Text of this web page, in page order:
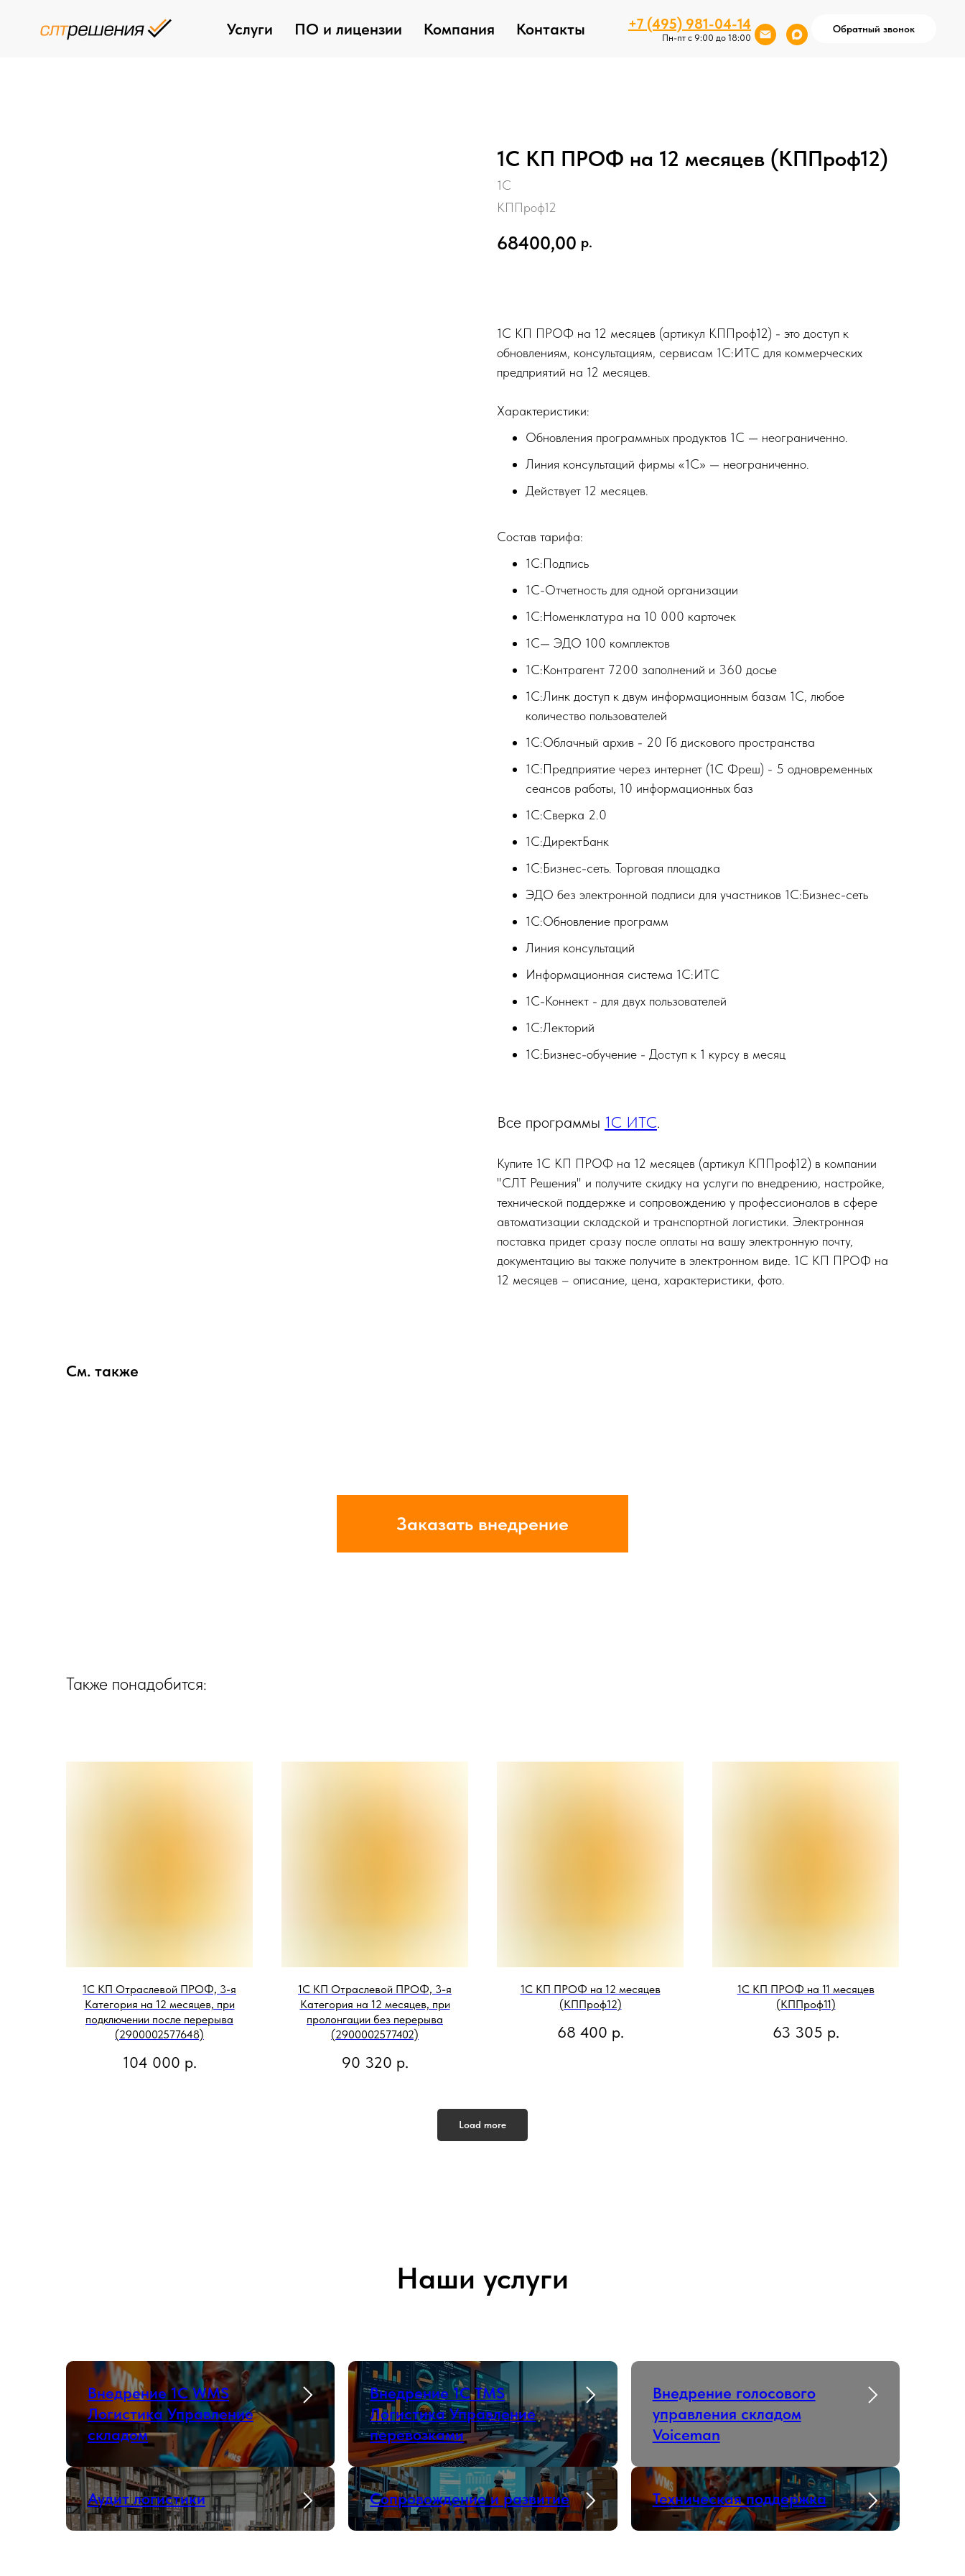
Услуги ПО и лицензии Компания Контакты +7 (495) 981-04-14
Пн-пт с 9:00 до 18:00
Обратный звонок
1С КП ПРОФ на 12 месяцев (КППроф12)
1С
КППроф12
68400,00 р.
1С КП ПРОФ на 12 месяцев (артикул КППроф12) - это доступ к
обновлениям, консультациям, сервисам 1С:ИТС для коммерческих
предприятий на 12 месяцев.
Характеристики:
Обновления программных продуктов 1С — неограниченно.
Линия консультаций фирмы «1С» — неограниченно.
Действует 12 месяцев.
Состав тарифа:
1С:Подпись
1С-Отчетность для одной организации
1С:Номенклатура на 10 000 карточек
1С— ЭДО 100 комплектов
1С:Контрагент 7200 заполнений и 360 досье
1С:Линк доступ к двум информационным базам 1С, любое
количество пользователей
1С:Облачный архив - 20 Гб дискового пространства
1С:Предприятие через интернет (1С Фреш) - 5 одновременных
сеансов работы, 10 информационных баз
1С:Сверка 2.0
1С:ДиректБанк
1С:Бизнес-сеть. Торговая площадка
ЭДО без электронной подписи для участников 1С:Бизнес-сеть
1С:Обновление программ
Линия консультаций
Информационная система 1С:ИТС
1С-Коннект - для двух пользователей
1С:Лекторий
1С:Бизнес-обучение - Доступ к 1 курсу в месяц
Все программы 1С ИТС.
Купите 1С КП ПРОФ на 12 месяцев (артикул КППроф12) в компании
"СЛТ Решения" и получите скидку на услуги по внедрению, настройке,
технической поддержке и сопровождению у профессионалов в сфере
автоматизации складской и транспортной логистики. Электронная
поставка придет сразу после оплаты на вашу электронную почту,
документацию вы также получите в электронном виде. 1С КП ПРОФ на
12 месяцев – описание, цена, характеристики, фото.
См. также
Заказать внедрение
Также понадобится:
1С КП Отраслевой ПРОФ, 3-я
Категория на 12 месяцев, при
подключении после перерыва
(2900002577648)
104 000 р.
1С КП Отраслевой ПРОФ, 3-я
Категория на 12 месяцев, при
пролонгации без перерыва
(2900002577402)
90 320 р.
1С КП ПРОФ на 12 месяцев
(КППроф12)
68 400 р.
1С КП ПРОФ на 11 месяцев
(КППроф11)
63 305 р.
Load more
Наши услуги
Внедрение 1С WMS
Логистика Управление
складом
Внедрение 1С TMS
Логистика Управление
перевозками
Внедрение голосового
управления складом
Voiceman
Аудит логистики Сопровождение и развитие Техническая поддержка